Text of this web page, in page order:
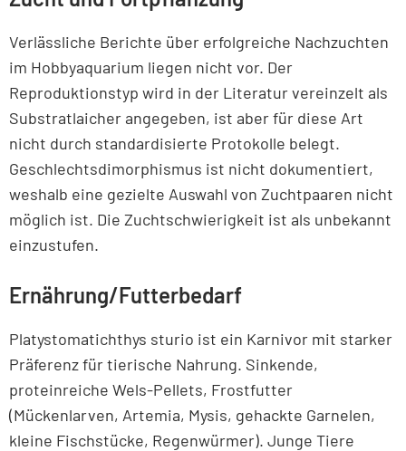
Verlässliche Berichte über erfolgreiche Nachzuchten
im Hobbyaquarium liegen nicht vor. Der
Reproduktionstyp wird in der Literatur vereinzelt als
Substratlaicher angegeben, ist aber für diese Art
nicht durch standardisierte Protokolle belegt.
Geschlechtsdimorphismus ist nicht dokumentiert,
weshalb eine gezielte Auswahl von Zuchtpaaren nicht
möglich ist. Die Zuchtschwierigkeit ist als unbekannt
einzustufen.
Ernährung/Futterbedarf
Platystomatichthys sturio ist ein Karnivor mit starker
Präferenz für tierische Nahrung. Sinkende,
proteinreiche Wels-Pellets, Frostfutter
(Mückenlarven, Artemia, Mysis, gehackte Garnelen,
kleine Fischstücke, Regenwürmer). Junge Tiere